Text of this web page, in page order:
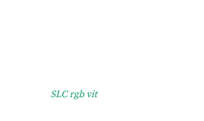
SLC rgb vit